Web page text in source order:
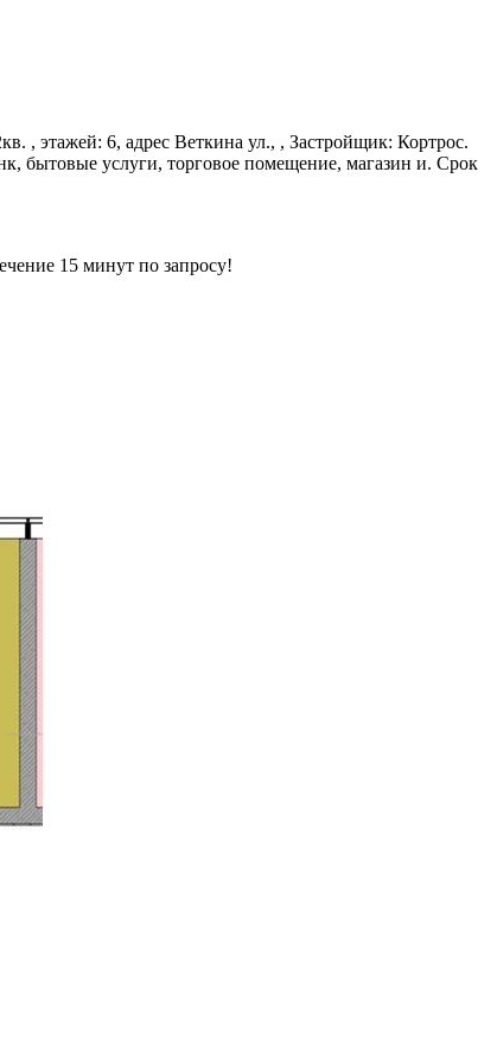
, этажей: 6, адрес Веткина ул., , Застройщик: Кортрос.
бытовые услуги, торговое помещение, магазин и. Срок
15 минут по запросу!